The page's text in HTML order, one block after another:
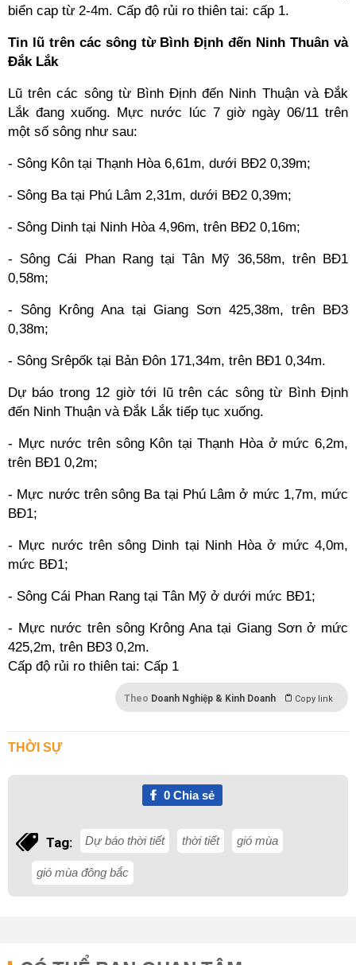
biển cap từ 2-4m. Cấp độ rủi ro thiên tai: cấp 1.
Tin lũ trên các sông từ Bình Định đến Ninh Thuân và
Đắk Lắk
Lũ trên các sông từ Bình Định đến Ninh Thuận và Đắk
Lắk đang xuống. Mực nước lúc 7 giờ ngày 06/11 trên
một số sông như sau:
- Sông Kôn tại Thạnh Hòa 6,61m, dưới BĐ2 0,39m;
- Sông Ba tại Phú Lâm 2,31m, dưới BĐ2 0,39m;
- Sông Dinh tại Ninh Hòa 4,96m, trên BĐ2 0,16m;
- Sông Cái Phan Rang tại Tân Mỹ 36,58m, trên BĐ1
0,58m;
- Sông Krông Ana tại Giang Sơn 425,38m, trên BĐ3
0,38m;
- Sông Srêpốk tại Bản Đôn 171,34m, trên BĐ1 0,34m.
Dự báo trong 12 giờ tới lũ trên các sông từ Bình Định
đến Ninh Thuận và Đắk Lắk tiếp tục xuống.
- Mực nước trên sông Kôn tại Thạnh Hòa ở mức 6,2m,
trên BĐ1 0,2m;
- Mực nước trên sông Ba tại Phú Lâm ở mức 1,7m, mức
BĐ1;
- Mực nước trên sông Dinh tại Ninh Hòa ở mức 4,0m,
mức BĐ1;
- Sông Cái Phan Rang tại Tân Mỹ ở dưới mức BĐ1;
- Mực nước trên sông Krông Ana tại Giang Sơn ở mức
425,2m, trên BĐ3 0,2m.
Cấp độ rủi ro thiên tai: Cấp 1
Theo Doanh Nghiệp & Kinh Doanh Copy link
THỜI SỰ
0Chia sẻ
Tag: Dự báo thời tiết thời tiết gió mùa
gió mùa đông bắc